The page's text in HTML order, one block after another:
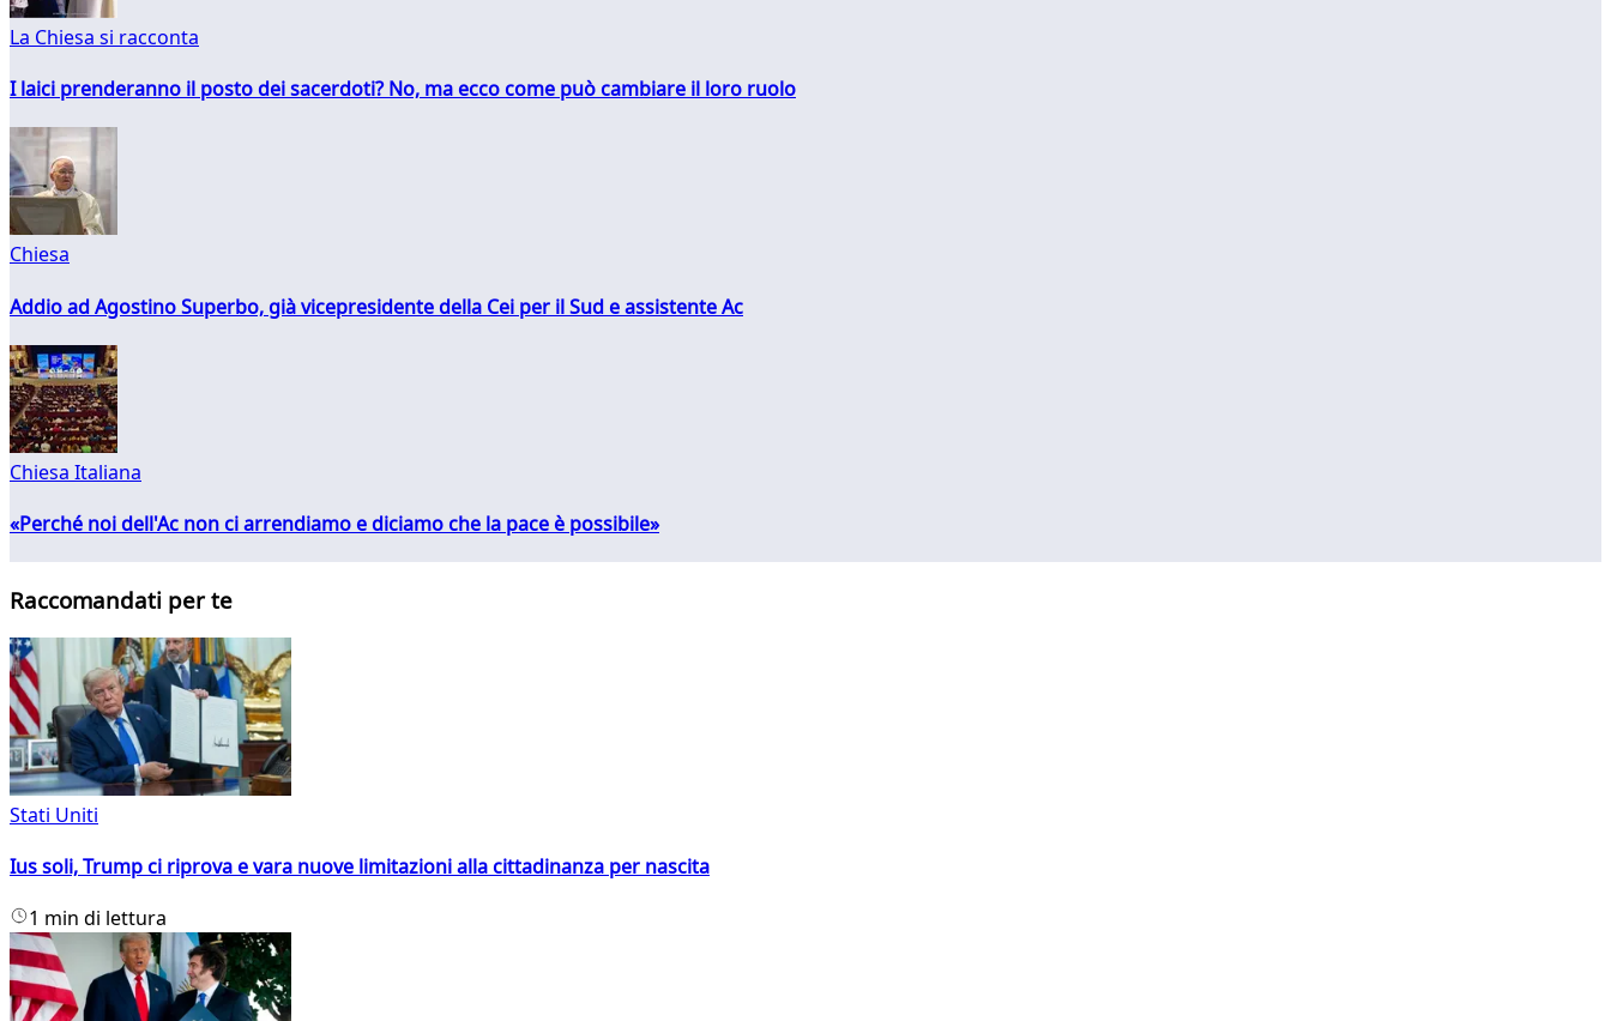
La Chiesa si racconta
I laici prenderanno il posto dei sacerdoti? No, ma ecco come può cambiare il loro ruolo
Chiesa
Addio ad Agostino Superbo, già vicepresidente della Cei per il Sud e assistente Ac
Chiesa Italiana
«Perché noi dell'Ac non ci arrendiamo e diciamo che la pace è possibile»
Raccomandati per te
Stati Uniti
Ius soli, Trump ci riprova e vara nuove limitazioni alla cittadinanza per nascita
1 min di lettura